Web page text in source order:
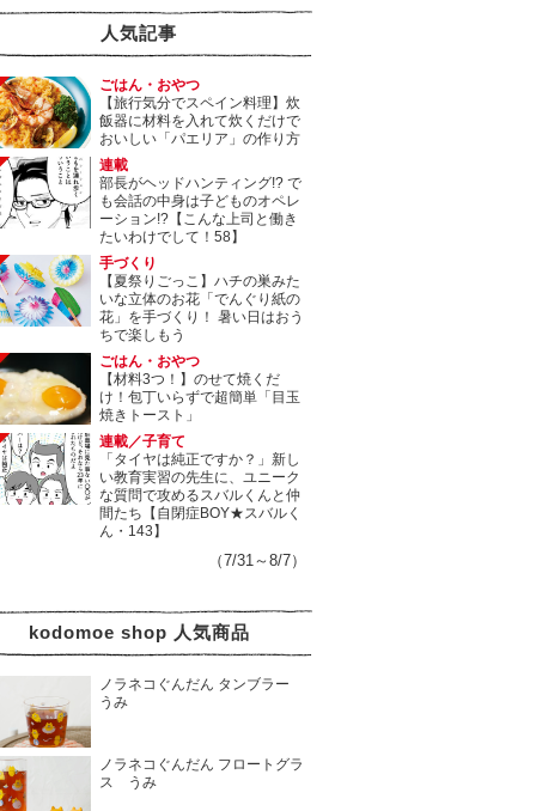
人気記事
ごはん・おやつ
【旅行気分でスペイン料理】炊
飯器に材料を入れて炊くだけで
おいしい「パエリア」の作り方
連載
部長がヘッドハンティング!? で
も会話の中身は子どものオペレ
ーション!?【こんな上司と働き
たいわけでして！58】
手づくり
【夏祭りごっこ】ハチの巣みた
いな立体のお花「でんぐり紙の
花」を手づくり！ 暑い日はおう
ちで楽しもう
ごはん・おやつ
【材料3つ！】のせて焼くだ
け！包丁いらずで超簡単「目玉
焼きトースト」
連載／子育て
「タイヤは純正ですか？」新し
い教育実習の先生に、ユニーク
な質問で攻めるスバルくんと仲
間たち【自閉症BOY★スバルく
ん・143】
（7/31～8/7）
kodomoe shop 人気商品
ノラネコぐんだん タンブラー
うみ
ノラネコぐんだん フロートグラ
ス うみ